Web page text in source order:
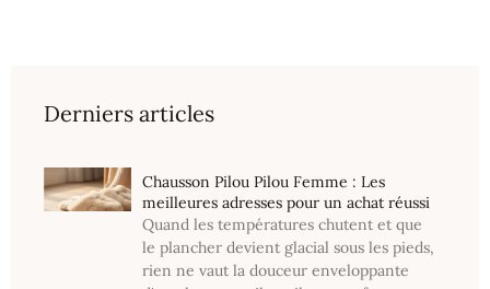
Derniers articles
Chausson Pilou Pilou Femme : Les
meilleures adresses pour un achat réussi
Quand les températures chutent et que
le plancher devient glacial sous les pieds,
rien ne vaut la douceur enveloppante